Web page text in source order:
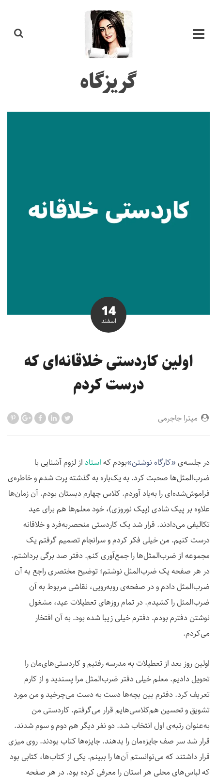
گریزگاه
14
اسفند
اولین کاردستی خلاقانه‌ای که
درست کردم
میترا جاجرمی
در جلسه‌ی «کارگاه نوشتن»بودم کهاستاد از لزوم آشنایی با
ضرب‌المثل‌ها صحبت کرد. به یک‌باره به گذشته پرت شدم و خاطره‌ی
فراموش‌شده‌ای را به‌یاد آوردم. کلاس چهارم دبستان بودم. آن زمان‌ها
علاوه بر پیک شادی (پیک نوروزی)، خود معلم‌ها هم برای عید
تکالیفی می‌دادند. قرار شد یک کاردستی منحصربه‌فرد و خلاقانه
درست کنیم. من خیلی فکر کردم و سرانجام تصمیم گرفتم یک
مجموعه از ضرب‌المثل‌ها را جمع‌آوری کنم. دفتر صد برگی برداشتم.
در هر صفحه یک ضرب‌المثل نوشتم؛ توضیح مختصری راجع به آن
ضرب‌المثل دادم و در صفحه‌ی روبه‌رویی، نقاشی مربوط به آن
ضرب‌المثل را کشیدم. در تمام روزهای تعطیلات عید، مشغول
نوشتن دفترم بودم. دفترم خیلی زیبا شده بود. به آن افتخار
می‌کردم.
اولین روز بعد از تعطیلات به مدرسه رفتیم و کاردستی‌های‌مان را
تحویل دادیم. معلم خیلی دفتر ضرب‌المثل مرا پسندید و از کارم
تعریف کرد. دفترم بین بچه‌ها دست به دست می‌چرخید و من مورد
تشویق و تحسین هم‌کلاسی‌هایم قرار می‌گرفتم. کاردستی من
به‌عنوان رتبه‌ی اول انتخاب شد. دو نفر دیگر هم دوم و سوم شدند.
قرار شد سر صف جایزه‌مان را بدهند. جایزه‌ها کتاب بودند. روی میزی
قرار داشتند که می‌توانستم آن‌ها را ببینم. یکی از کتاب‌ها، کتابی بود
که لباس‌های محلی هر استان را معرفی کرده بود. در هر صفحه